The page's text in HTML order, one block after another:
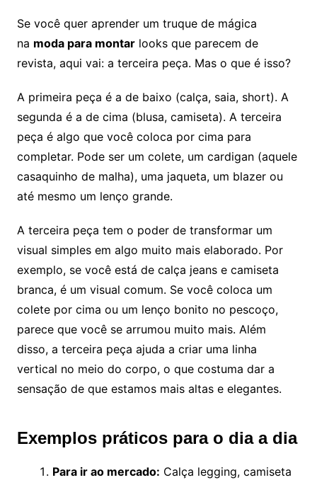
Se você quer aprender um truque de mágica
na moda para montarlooks que parecem de
revista, aqui vai: a terceira peça. Mas o que é isso?
A primeira peça é a de baixo (calça, saia, short). A
segunda é a de cima (blusa, camiseta). A terceira
peça é algo que você coloca por cima para
completar. Pode ser um colete, um cardigan (aquele
casaquinho de malha), uma jaqueta, um blazer ou
até mesmo um lenço grande.
A terceira peça tem o poder de transformar um
visual simples em algo muito mais elaborado. Por
exemplo, se você está de calça jeans e camiseta
branca, é um visual comum. Se você coloca um
colete por cima ou um lenço bonito no pescoço,
parece que você se arrumou muito mais. Além
disso, a terceira peça ajuda a criar uma linha
vertical no meio do corpo, o que costuma dar a
sensação de que estamos mais altas e elegantes.
Exemplos práticos para o dia a dia
Para ir ao mercado: Calça legging, camiseta